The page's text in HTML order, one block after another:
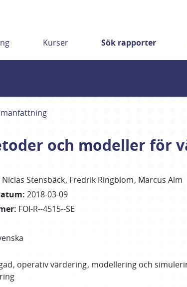
Kurser Sök rapporter
och modeller för
Niclas Stensbäck Fredrik Ringblom Marcus Alm
: 2018-03-09
: FOI-R--4515--SE
operativ värdering modellering och